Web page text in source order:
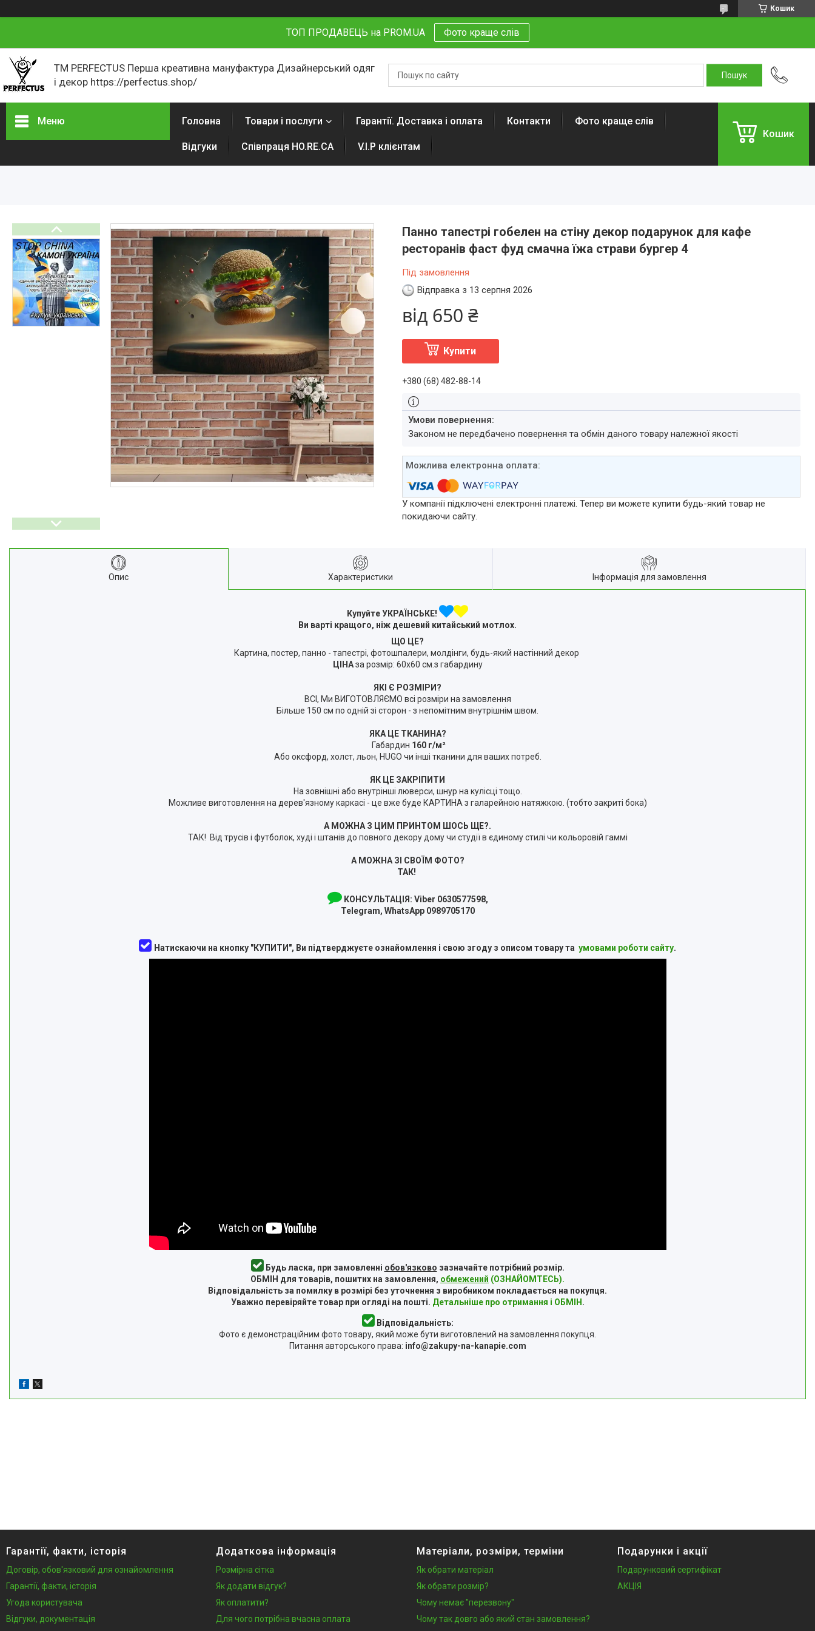
Кошик
ТОП ПРОДАВЕЦЬ на PROM.UA Фото краще слів
ТМ PERFECTUS Перша креативна мануфактура Дизайнерський одяг
і декор https://perfectus.shop/
Меню
Портфоліо
Фотогалерея
Прайси
Статті
F.A.Q
Головна Товари і послуги Гарантії. Доставка і оплата Контакти Фото краще слів
Відгуки Співпраця HO.RE.CA V.I.P клієнтам
Кошик
Панно тапестрі гобелен на стіну декор подарунок для кафе
ресторанів фаст фуд смачна їжа страви бургер 4
Під замовлення
Відправка з 13 серпня 2026
від 650 ₴
Купити
+380 (68) 482-88-14
Законом не передбачено повернення та обмін даного товару належної якості
У компанії підключені електронні платежі. Тепер ви можете купити будь-який товар не
покидаючи сайту.
Опис Характеристики Інформація для замовлення
Купуйте УКРАЇНСЬКЕ!
Ви варті кращого, ніж дешевий китайський мотлох.
ЩО ЦЕ?
Картина, постер, панно - тапестрі, фотошпалери, молдінги, будь-який настінний декор
ЦІНАза розмір: 60х60 см.з габардину
ЯКІ Є РОЗМІРИ?
ВСІ, Ми ВИГОТОВЛЯЄМО всі розміри на замовлення
Більше 150 см по одній зі сторон - з непомітним внутрішнім швом.
ЯКА ЦЕ ТКАНИНА?
Габардин 160 г/м²
Або оксфорд, холст, льон, HUGO чи інші тканини для ваших потреб.
ЯК ЦЕ ЗАКРІПИТИ
На зовнішні або внутрінші люверси, шнур на кулісці тощо.
Можливе виготовлення на дерев'язному каркасі - це вже буде КАРТИНА з галарейною натяжкою. (тобто закриті бока)
А МОЖНА З ЦИМ ПРИНТОМ ШОСЬ ЩЕ?.
ТАК! Від трусів і футболок, худі і штанів до повного декору дому чи студії в єдиному стилі чи кольоровій гаммі
А МОЖНА ЗІ СВОЇМ ФОТО?
ТАК!
КОНСУЛЬТАЦІЯ: Viber 0630577598,
Telegram, WhatsApp 0989705170
Натискаючи на кнопку "КУПИТИ", Ви підтверджуєте ознайомлення і свою згоду з описом товару та умовами роботи сайту.
Будь ласка, при замовленні обов'язково зазначайте потрібний розмір.
ОБМІН для товарів, пошитих на замовлення, обмежений (ОЗНАЙОМТЕСЬ).
Відповідальність за помилку в розмірі без уточнення з виробником покладається на покупця.
Уважно перевіряйте товар при огляді на пошті. Детальніше про отримання і ОБМІН .
Відповідальність:
Фото є демонстраційним фото товару, який може бути виготовлений на замовлення покупця.
Питання авторського права: info@zakupy-na-kanapie.com
Гарантії, факти, історія
Договір, обов'язковий для ознайомлення
Гарантії, факти, історія
Угода користувача
Відгуки, документація
Додаткова інформація
Розмірна сітка
Як додати відгук?
Як оплатити?
Для чого потрібна вчасна оплата
Матеріали, розміри, терміни
Як обрати матеріал
Як обрати розмір?
Чому немає "перезвону"
Чому так довго або який стан замовлення?
Подарунки і акції
Подарунковий сертифікат
АКЦІЯ